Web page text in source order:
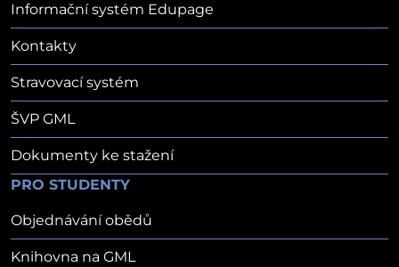
Informační systém Edupage
Kontakty
Stravovací systém
ŠVP GML
Dokumenty ke stažení
PRO STUDENTY
Objednávání obědů
Knihovna na GML